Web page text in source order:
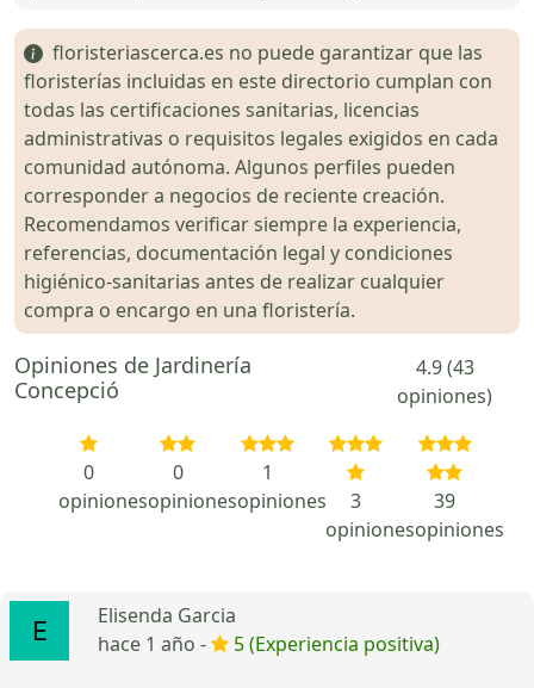
floristeriascerca.es no puede garantizar que las
floristerías incluidas en este directorio cumplan con
todas las certificaciones sanitarias, licencias
administrativas o requisitos legales exigidos en cada
comunidad autónoma. Algunos perfiles pueden
corresponder a negocios de reciente creación.
Recomendamos verificar siempre la experiencia,
referencias, documentación legal y condiciones
higiénico-sanitarias antes de realizar cualquier
compra o encargo en una floristería.
Opiniones de Jardinería
Concepció
4.9 (43
opiniones)
0
opiniones
0
opiniones
1
opiniones
3
opiniones
39
opiniones
Elisenda Garcia
hace 1 año -
5 (Experiencia positiva)